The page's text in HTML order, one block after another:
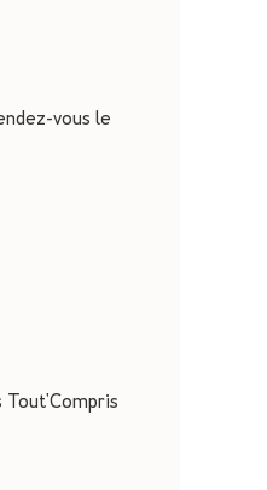
vous le
Tout'Compris